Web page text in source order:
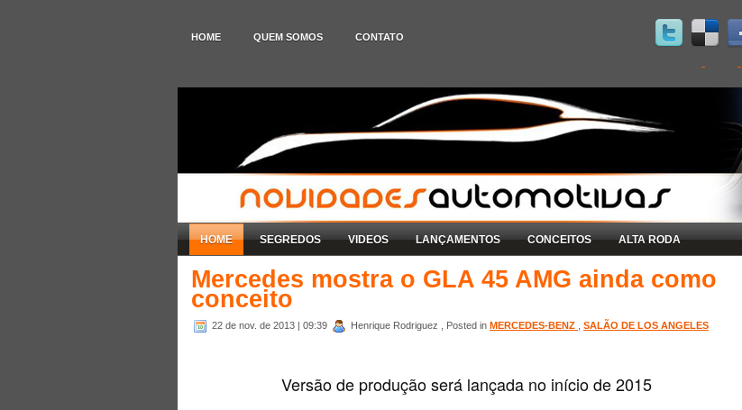
HOME QUEM SOMOS CONTATO
HOME SEGREDOS VIDEOS LANÇAMENTOS CONCEITOS ALTA RODA
Mercedes mostra o GLA 45 AMG ainda como
conceito
22 de nov. de 2013 | 09:39 Henrique Rodriguez , Posted in MERCEDES-BENZ SALÃO DE LOS ANGELES
Versão de produção será lançada no início de 2015